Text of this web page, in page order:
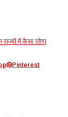
राज्यों में कैसा रहेगा
Pinterest